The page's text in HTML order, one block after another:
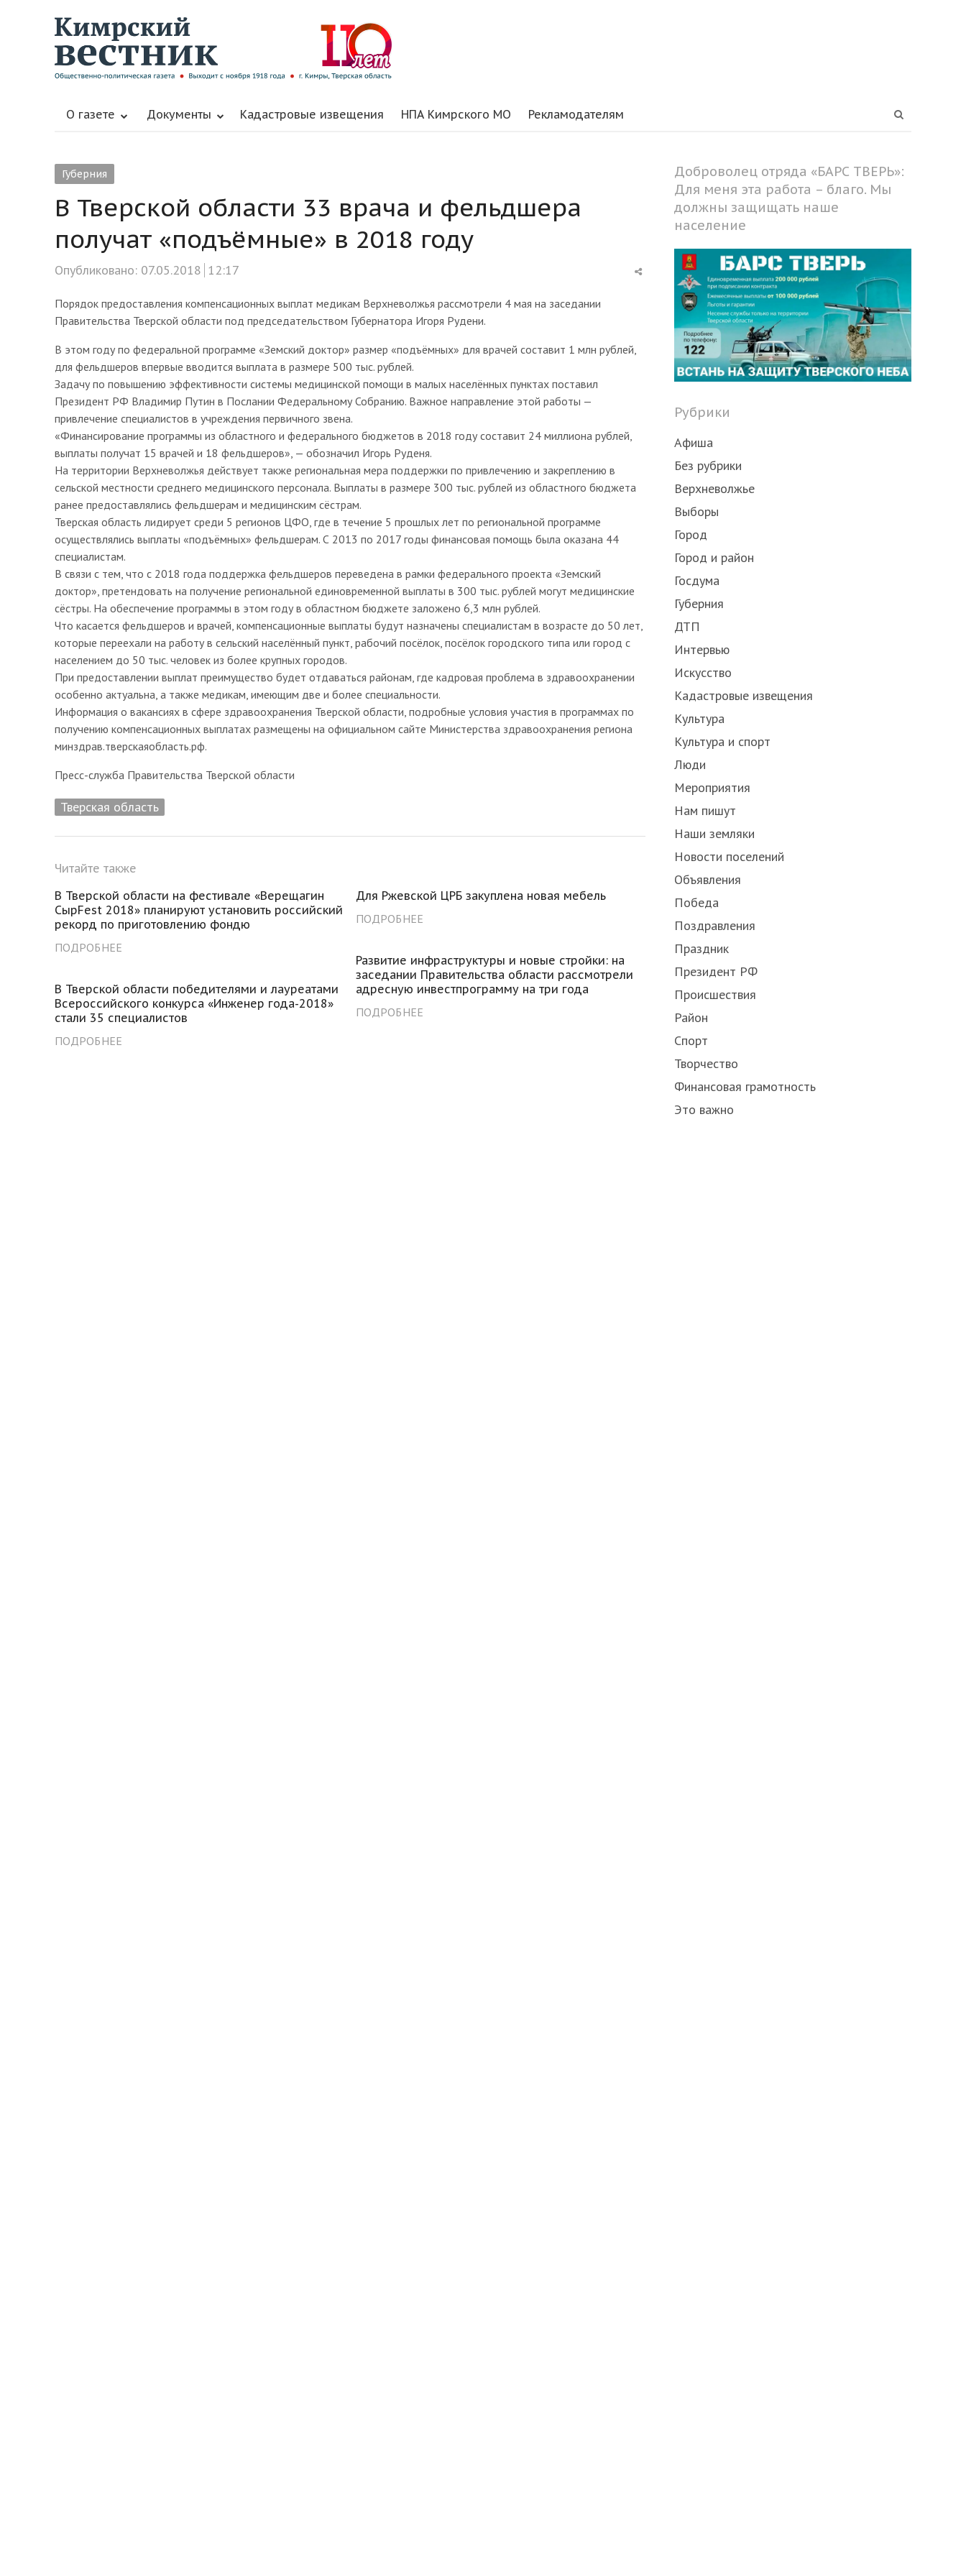
О газете Документы Кадастровые извещения НПА Кимрского МО Рекламодателям
Губерния
В Тверской области 33 врача и фельдшера
получат «подъёмные» в 2018 году
Опубликовано: 07.05.2018 12:17
Share
Порядок предоставления компенсационных выплат медикам Верхневолжья рассмотрели 4 мая на заседании
Правительства Тверской области под председательством Губернатора Игоря Рудени.
В этом году по федеральной программе «Земский доктор» размер «подъёмных» для врачей составит 1 млн рублей,
для фельдшеров впервые вводится выплата в размере 500 тыс. рублей.
Задачу по повышению эффективности системы медицинской помощи в малых населённых пунктах поставил
Президент РФ Владимир Путин в Послании Федеральному Собранию. Важное направление этой работы —
привлечение специалистов в учреждения первичного звена.
«Финансирование программы из областного и федерального бюджетов в 2018 году составит 24 миллиона рублей,
выплаты получат 15 врачей и 18 фельдшеров», — обозначил Игорь Руденя.
На территории Верхневолжья действует также региональная мера поддержки по привлечению и закреплению в
сельской местности среднего медицинского персонала. Выплаты в размере 300 тыс. рублей из областного бюджета
ранее предоставлялись фельдшерам и медицинским сёстрам.
Тверская область лидирует среди 5 регионов ЦФО, где в течение 5 прошлых лет по региональной программе
осуществлялись выплаты «подъёмных» фельдшерам. С 2013 по 2017 годы финансовая помощь была оказана 44
специалистам.
В связи с тем, что с 2018 года поддержка фельдшеров переведена в рамки федерального проекта «Земский
доктор», претендовать на получение региональной единовременной выплаты в 300 тыс. рублей могут медицинские
сёстры. На обеспечение программы в этом году в областном бюджете заложено 6,3 млн рублей.
Что касается фельдшеров и врачей, компенсационные выплаты будут назначены специалистам в возрасте до 50 лет,
которые переехали на работу в сельский населённый пункт, рабочий посёлок, посёлок городского типа или город с
населением до 50 тыс. человек из более крупных городов.
При предоставлении выплат преимущество будет отдаваться районам, где кадровая проблема в здравоохранении
особенно актуальна, а также медикам, имеющим две и более специальности.
Информация о вакансиях в сфере здравоохранения Тверской области, подробные условия участия в программах по
получению компенсационных выплатах размещены на официальном сайте Министерства здравоохранения региона
минздрав.тверскаяобласть.рф.
Пресс-служба Правительства Тверской области
Тверская область
Читайте также
В Тверской области на фестивале «Верещагин
СырFest 2018» планируют установить российский
рекорд по приготовлению фондю
ПОДРОБНЕЕ
Для Ржевской ЦРБ закуплена новая мебель
ПОДРОБНЕЕ
Развитие инфраструктуры и новые стройки: на
заседании Правительства области рассмотрели
адресную инвестпрограмму на три года
ПОДРОБНЕЕ
В Тверской области победителями и лауреатами
Всероссийского конкурса «Инженер года-2018»
стали 35 специалистов
ПОДРОБНЕЕ
Доброволец отряда «БАРС ТВЕРЬ»:
Для меня эта работа – благо. Мы
должны защищать наше
население
Рубрики
Афиша
Без рубрики
Верхневолжье
Выборы
Город
Город и район
Госдума
Губерния
ДТП
Интервью
Искусство
Кадастровые извещения
Культура
Культура и спорт
Люди
Мероприятия
Нам пишут
Наши земляки
Новости поселений
Объявления
Победа
Поздравления
Праздник
Президент РФ
Происшествия
Район
Спорт
Творчество
Финансовая грамотность
Это важно